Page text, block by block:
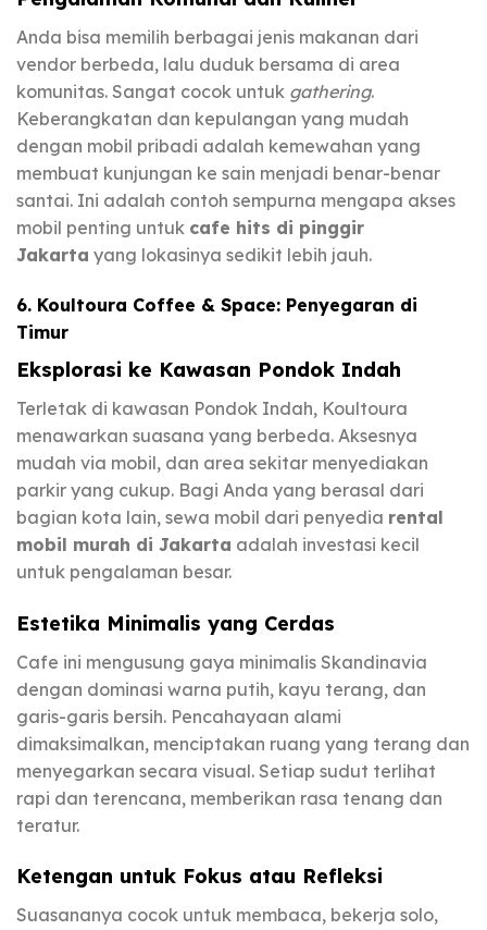
Anda bisa memilih berbagai jenis makanan dari
vendor berbeda, lalu duduk bersama di area
komunitas. Sangat cocok untuk gathering.
Keberangkatan dan kepulangan yang mudah
dengan mobil pribadi adalah kemewahan yang
membuat kunjungan ke sain menjadi benar-benar
santai. Ini adalah contoh sempurna mengapa akses
mobil penting untuk cafe hits di pinggir
Jakarta yang lokasinya sedikit lebih jauh.
6. Koultoura Coffee & Space: Penyegaran di
Timur
Eksplorasi ke Kawasan Pondok Indah
Terletak di kawasan Pondok Indah, Koultoura
menawarkan suasana yang berbeda. Aksesnya
mudah via mobil, dan area sekitar menyediakan
parkir yang cukup. Bagi Anda yang berasal dari
bagian kota lain, sewa mobil dari penyedia rental
mobil murah di Jakarta adalah investasi kecil
untuk pengalaman besar.
Estetika Minimalis yang Cerdas
Cafe ini mengusung gaya minimalis Skandinavia
dengan dominasi warna putih, kayu terang, dan
garis-garis bersih. Pencahayaan alami
dimaksimalkan, menciptakan ruang yang terang dan
menyegarkan secara visual. Setiap sudut terlihat
rapi dan terencana, memberikan rasa tenang dan
teratur.
Ketengan untuk Fokus atau Refleksi
Suasananya cocok untuk membaca, bekerja solo,